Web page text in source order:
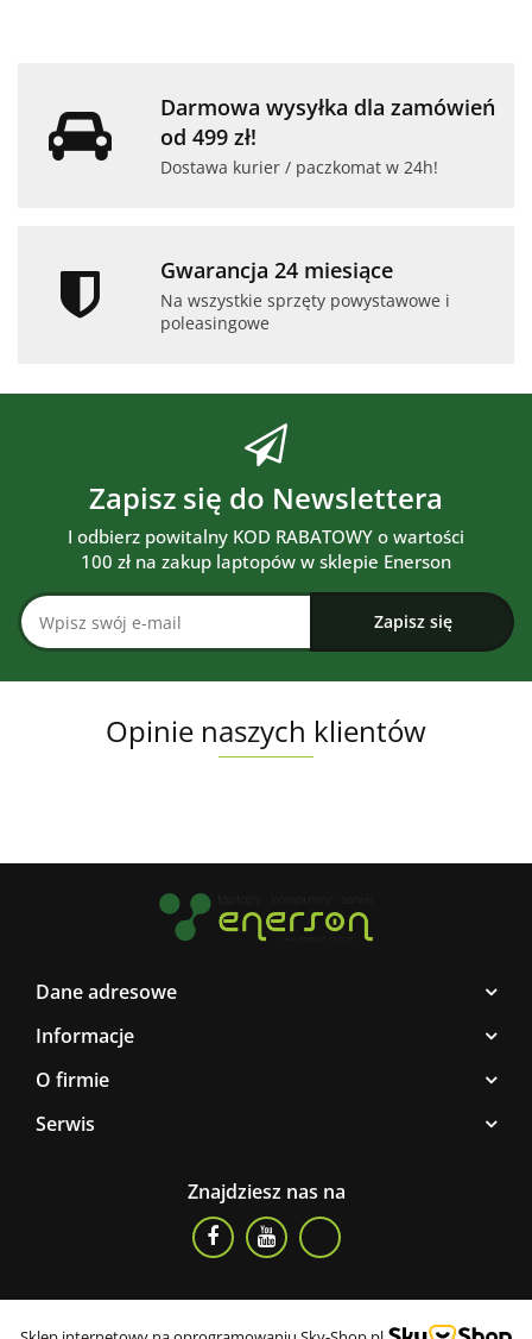
Darmowa wysyłka dla zamówień
od 499 zł!
Dostawa kurier / paczkomat w 24h!
Gwarancja 24 miesiące
Na wszystkie sprzęty powystawowe i
poleasingowe
Zapisz się do Newslettera
I odbierz powitalny KOD RABATOWY o wartości
100 zł na zakup laptopów w sklepie Enerson
Opinie naszych klientów
Dane adresowe
Informacje
O firmie
Serwis
Znajdziesz nas na